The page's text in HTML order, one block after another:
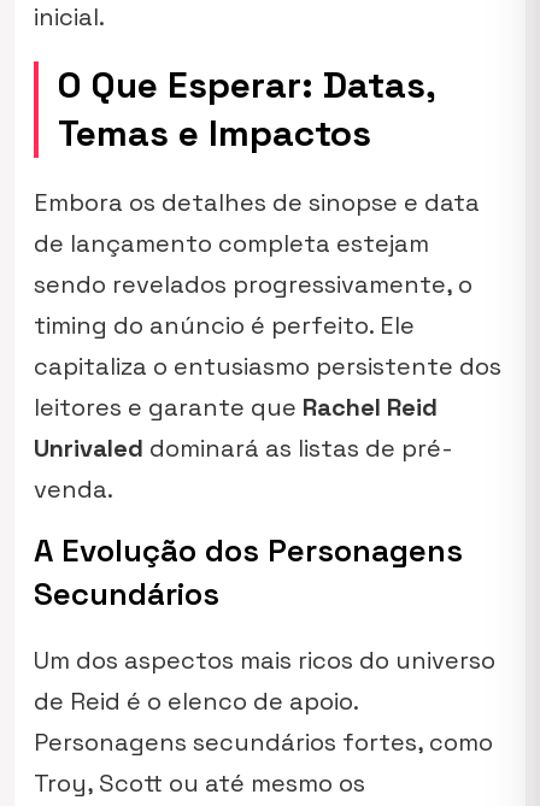
inicial.
O Que Esperar: Datas,
Temas e Impactos
Embora os detalhes de sinopse e data
de lançamento completa estejam
sendo revelados progressivamente, o
timing do anúncio é perfeito. Ele
capitaliza o entusiasmo persistente dos
leitores e garante que Rachel Reid
Unrivaled dominará as listas de pré-
venda.
A Evolução dos Personagens
Secundários
Um dos aspectos mais ricos do universo
de Reid é o elenco de apoio.
Personagens secundários fortes, como
Troy, Scott ou até mesmo os